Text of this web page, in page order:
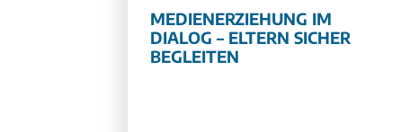
MEDIENERZIEHUNG IM
DIALOG – ELTERN SICHER
BEGLEITEN